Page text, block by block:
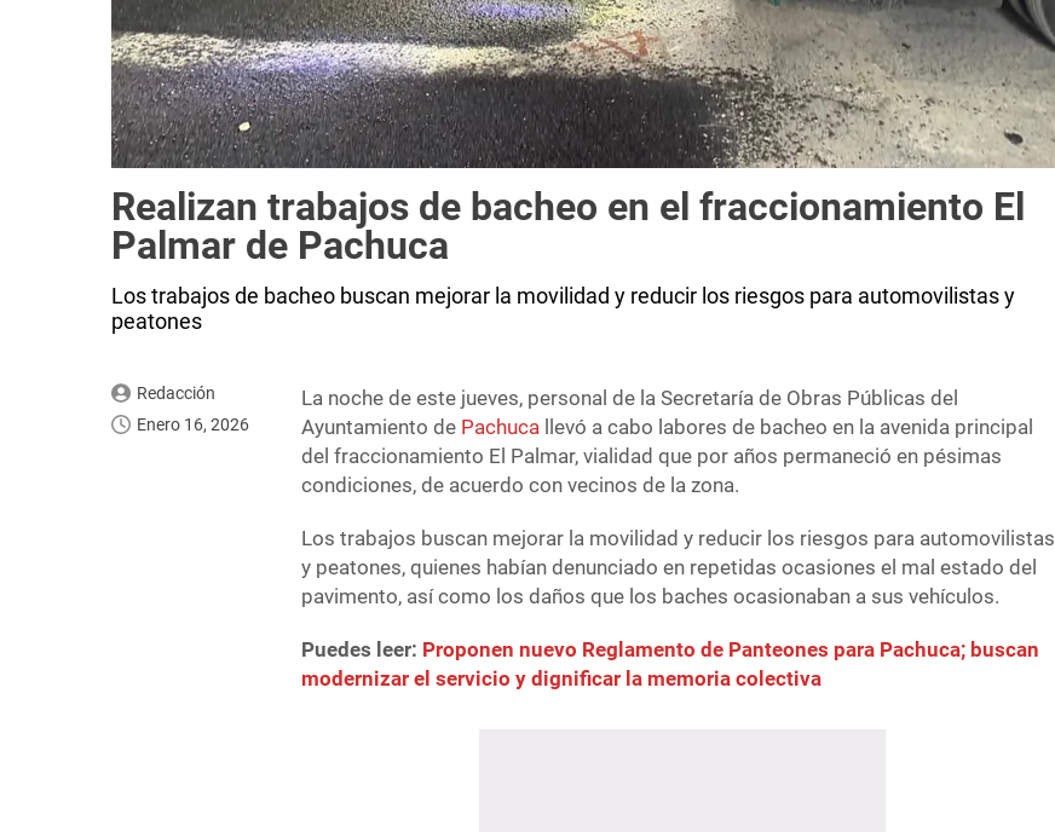
Realizan trabajos de bacheo en el fraccionamiento El
Palmar de Pachuca
Los trabajos de bacheo buscan mejorar la movilidad y reducir los riesgos para automovilistas y
peatones
Redacción
Enero 16, 2026
La noche de este jueves, personal de la Secretaría de Obras Públicas del
Ayuntamiento de Pachuca llevó a cabo labores de bacheo en la avenida principal
del fraccionamiento El Palmar, vialidad que por años permaneció en pésimas
condiciones, de acuerdo con vecinos de la zona.
Los trabajos buscan mejorar la movilidad y reducir los riesgos para automovilistas
y peatones, quienes habían denunciado en repetidas ocasiones el mal estado del
pavimento, así como los daños que los baches ocasionaban a sus vehículos.
Puedes leer: Proponen nuevo Reglamento de Panteones para Pachuca; buscan
modernizar el servicio y dignificar la memoria colectiva